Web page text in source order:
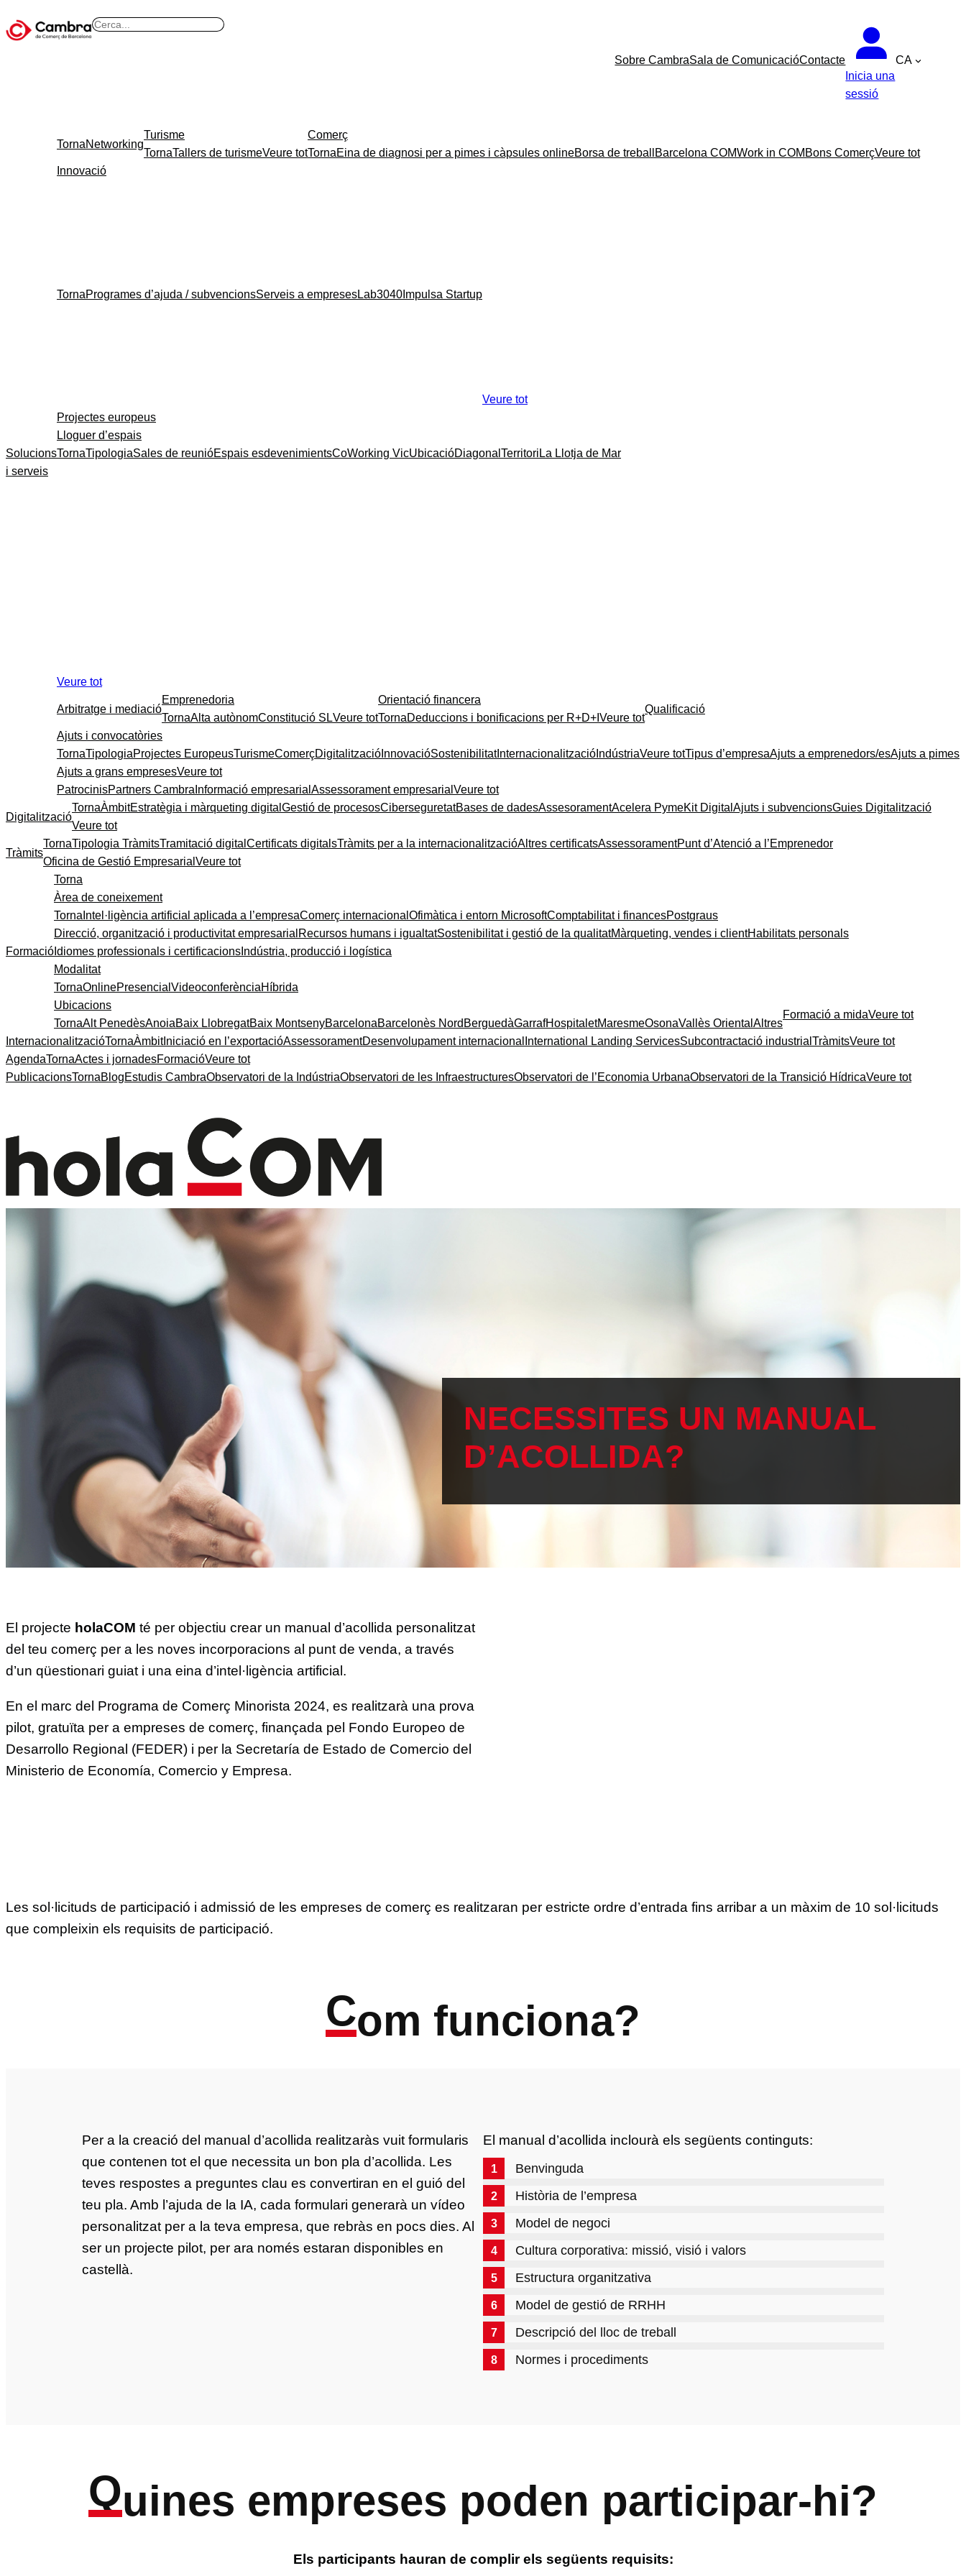
al
B
Sobre CambraSala de ComunicacióContacte
Inicia una
sessió
CA
Solucions
i serveis
TornaNetworking
Turisme
TornaTallers de turismeVeure tot
Comerç
TornaEina de diagnosi per a pimes i càpsules onlineBorsa de treball Barcelona COMWork in COM Bons ComerçVeure tot
Innovació
TornaProgrames d’ajuda / subvencionsServeis a empresesLab3040 Impulsa Startup
Veure tot
Projectes europeus
Lloguer d’espais
TornaTipologiaSales de reunióEspais esdevenimientsCoWorking VicUbicacióDiagonal TerritoriLa Llotja de Mar
Veure tot
Arbitratge i mediació
Emprenedoria
TornaAlta autònomConstitució SLVeure tot
Orientació financera
TornaDeduccions i bonificacions per R+D+I Veure tot
Qualificació
Ajuts i convocatòries
TornaTipologiaProjectes EuropeusTurismeComerçDigitalització InnovacióSostenibilitatInternacionalització IndústriaVeure totTipus d’empresaAjuts a emprenedors/esAjuts a pimes
Ajuts a grans empresesVeure tot
PatrocinisPartners Cambra Informació empresarial Assessorament empresarial Veure tot
Digitalització
TornaÀmbitEstratègia i màrqueting digital Gestió de procesosCiberseguretatBases de dadesAssesoramentAcelera PymeKit Digital Ajuts i subvencionsGuies Digitalització
Veure tot
Tràmits
TornaTipologia TràmitsTramitació digital Certificats digitalsTràmits per a la internacionalitzacióAltres certificatsAssessoramentPunt d’Atenció a l’Emprenedor
Oficina de Gestió Empresarial Veure tot
Formació
Torna
Àrea de coneixement
Torna Intel·ligència artificial aplicada a l’empresaComerç internacional Ofimàtica i entorn MicrosoftComptabilitat i financesPostgraus
Direcció, organització i productivitat empresarial Recursos humans i igualtatSostenibilitat i gestió de la qualitatMàrqueting, vendes i clientHabilitats personals
Idiomes professionals i certificacions Indústria, producció i logística
Modalitat
TornaOnlinePresencial VideoconferènciaHíbrida
Ubicacions
TornaAlt PenedèsAnoiaBaix LlobregatBaix MontsenyBarcelonaBarcelonès Nord BerguedàGarrafHospitaletMaresmeOsonaVallès Oriental Altres
Formació a midaVeure tot
InternacionalitzacióTornaÀmbitIniciació en l’exportacióAssessoramentDesenvolupament internacional International Landing ServicesSubcontractació industrial TràmitsVeure tot
AgendaTornaActes i jornadesFormacióVeure tot
PublicacionsTornaBlogEstudis CambraObservatori de la IndústriaObservatori de les InfraestructuresObservatori de l’Economia UrbanaObservatori de la Transició HídricaVeure tot
NECESSITES UN MANUAL
D’ACOLLIDA?
El projecte holaCOM té per objectiu crear un manual d’acollida personalitzat
del teu comerç per a les noves incorporacions al punt de venda, a través
d’un qüestionari guiat i una eina d’intel·ligència artificial.
En el marc del Programa de Comerç Minorista 2024, es realitzarà una prova
pilot, gratuïta per a empreses de comerç, finançada pel Fondo Europeo de
Desarrollo Regional (FEDER) i per la Secretaría de Estado de Comercio del
Ministerio de Economía, Comercio y Empresa.
Les sol·licituds de participació i admissió de les empreses de comerç es realitzaran per estricte ordre d’entrada fins arribar a un màxim de 10 sol·licituds
que compleixin els requisits de participació.
Com funciona?
Per a la creació del manual d’acollida realitzaràs vuit formularis
que contenen tot el que necessita un bon pla d’acollida. Les
teves respostes a preguntes clau es convertiran en el guió del
teu pla. Amb l’ajuda de la IA, cada formulari generarà un vídeo
personalitzat per a la teva empresa, que rebràs en pocs dies. Al
ser un projecte pilot, per ara només estaran disponibles en
castellà.
El manual d’acollida inclourà els següents continguts:
Benvinguda
Història de l’empresa
Model de negoci
Cultura corporativa: missió, visió i valors
Estructura organitzativa
Model de gestió de RRHH
Descripció del lloc de treball
Normes i procediments
Quines empreses poden participar-hi?
Els participants hauran de complir els següents requisits: